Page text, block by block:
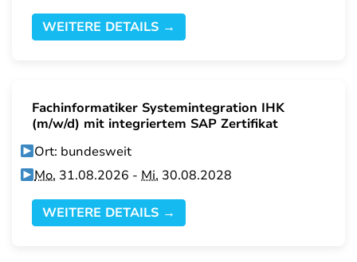
WEITERE DETAILS →
Fachinformatiker Systemintegration IHK
(m/w/d) mit integriertem SAP Zertifikat
Ort: bundesweit
Mo. 31.08.2026 -Mi. 30.08.2028
WEITERE DETAILS →